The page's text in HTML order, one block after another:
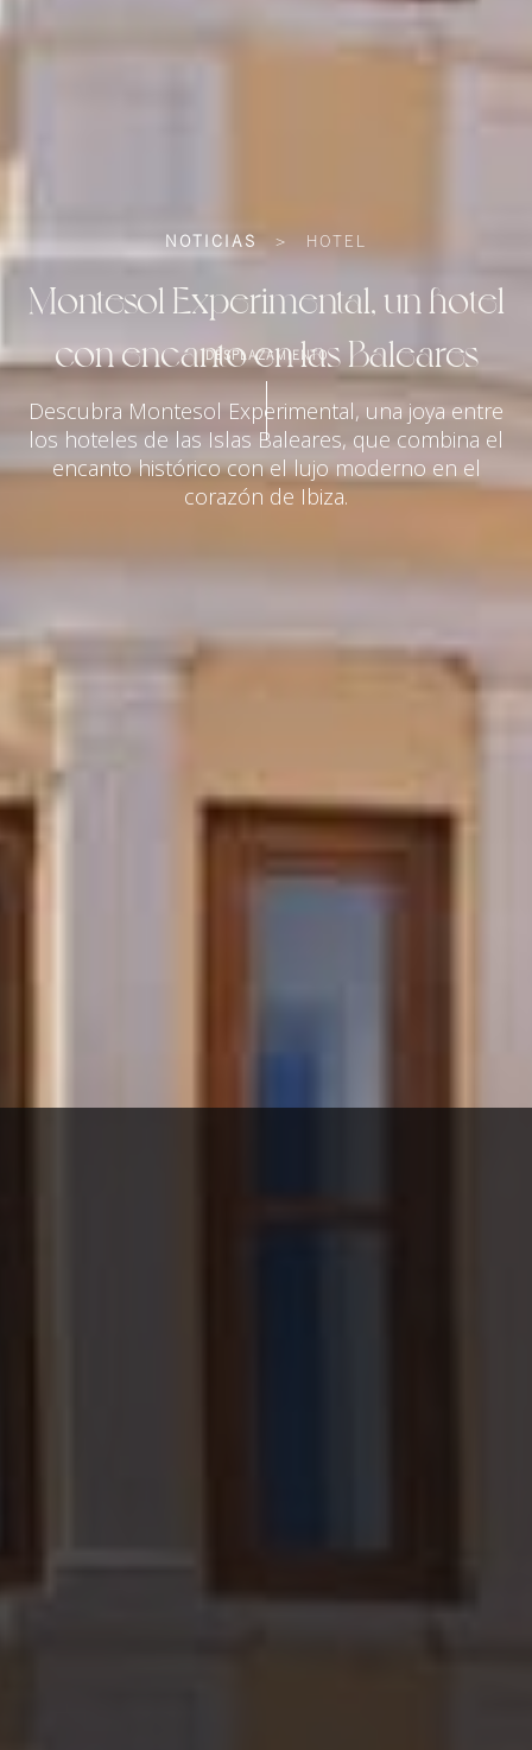
Montesol Experimental, un hotel
con encanto en las Baleares
Descubra Montesol Experimental, una joya entre
los hoteles de las Islas Baleares, que combina el
encanto histórico con el lujo moderno en el
corazón de Ibiza.
NOTICIAS > HOTEL
DESPLAZAMIENTO